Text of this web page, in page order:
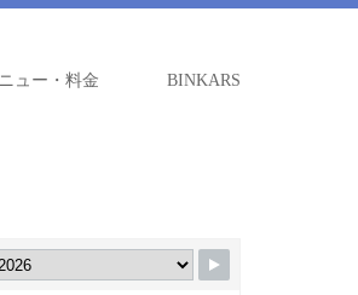
ュー・料金 BINKARS